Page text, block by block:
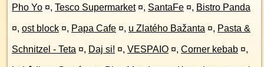
Pho Yo ¤, Tesco Supermarket ¤, SantaFe ¤, Bistro Panda
¤, ost block ¤, Papa Cafe ¤, u Zlatého Bažanta ¤, Pasta &
Schnitzel - Teta ¤, Daj si! ¤, VESPAIO ¤, Corner kebab ¤,